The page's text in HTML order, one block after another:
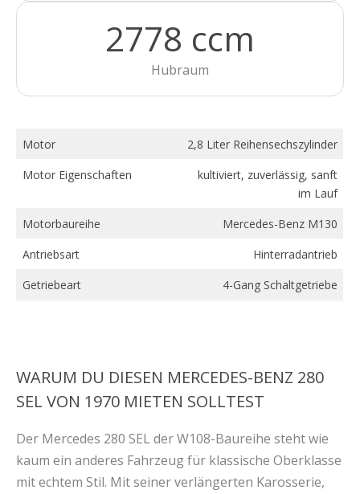
2778 ccm
Hubraum
Motor
2,8 Liter Reihensechszylinder
Motor Eigenschaften
kultiviert, zuverlässig, sanft
im Lauf
Motorbaureihe
Mercedes-Benz M130
Antriebsart
Hinterradantrieb
Getriebeart
4-Gang Schaltgetriebe
WARUM DU DIESEN MERCEDES-BENZ 280
SEL VON 1970 MIETEN SOLLTEST
Der Mercedes 280 SEL der W108-Baureihe steht wie
kaum ein anderes Fahrzeug für klassische Oberklasse
mit echtem Stil. Mit seiner verlängerten Karosserie,